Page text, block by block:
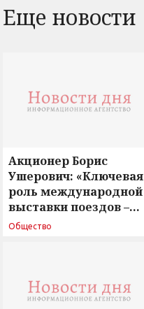
Еще новости
Акционер Борис
Ушерович: «Ключевая
роль международной
выставки поездов –
поиск ответов на
Общество